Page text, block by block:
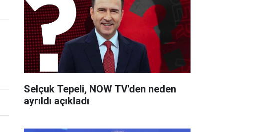
Selçuk Tepeli, NOW TV'den neden
ayrıldı açıkladı